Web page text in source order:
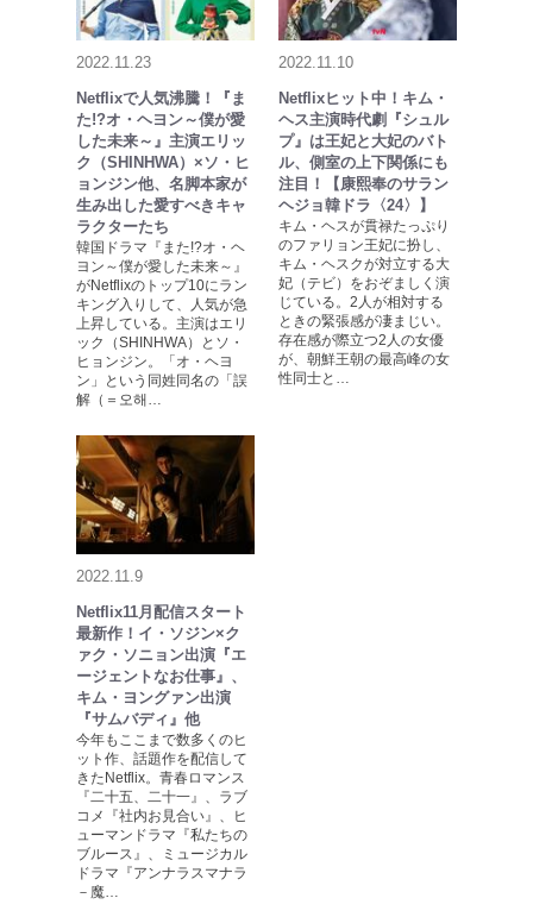
2022.11.23
Netflixで人気沸騰！『ま
た!?オ・ヘヨン～僕が愛
した未来～』主演エリッ
ク（SHINHWA）×ソ・ヒ
ョンジン他、名脚本家が
生み出した愛すべきキャ
ラクターたち
韓国ドラマ『また!?オ・ヘ
ヨン～僕が愛した未来～』
がNetflixのトップ10にラン
キング入りして、人気が急
上昇している。主演はエリ
ック（SHINHWA）とソ・
ヒョンジン。「オ・ヘヨ
ン」という同姓同名の「誤
解（＝오해…
2022.11.10
Netflixヒット中！キム・
ヘス主演時代劇『シュル
プ』は王妃と大妃のバト
ル、側室の上下関係にも
注目！【康熙奉のサラン
ヘジョ韓ドラ〈24〉】
キム・ヘスが貫禄たっぷり
のファリョン王妃に扮し、
キム・ヘスクが対立する大
妃（テビ）をおぞましく演
じている。2人が相対する
ときの緊張感が凄まじい。
存在感が際立つ2人の女優
が、朝鮮王朝の最高峰の女
性同士と…
2022.11.9
Netflix11月配信スタート
最新作！イ・ソジン×ク
ァク・ソニョン出演『エ
ージェントなお仕事』、
キム・ヨングァン出演
『サムバディ』他
今年もここまで数多くのヒ
ット作、話題作を配信して
きたNetflix。青春ロマンス
『二十五、二十一』、ラブ
コメ『社内お見合い』、ヒ
ューマンドラマ『私たちの
ブルース』、ミュージカル
ドラマ『アンナラスマナラ
－魔…